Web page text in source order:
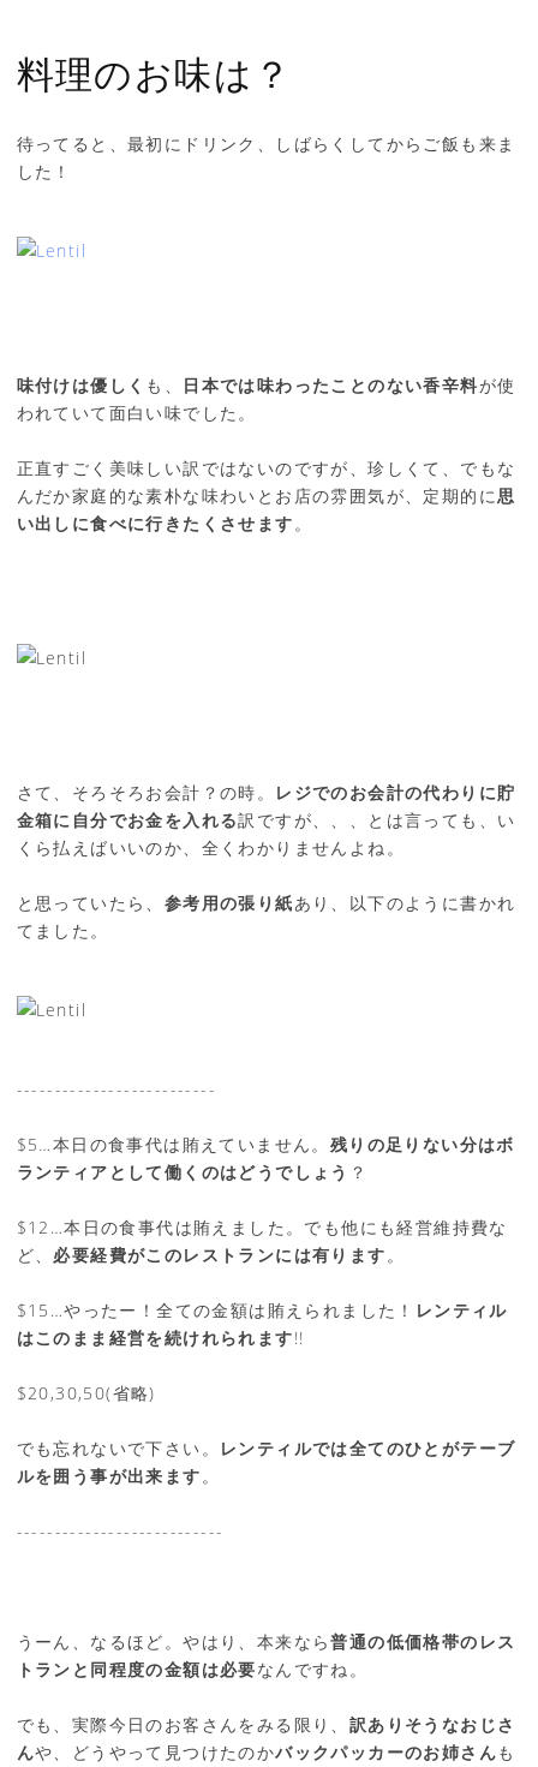
料理のお味は？
待ってると、最初にドリンク、しばらくしてからご飯も来ま
した！
味付けは優しく も、 日本では味わったことのない香辛料が使
われていて面白い味でした。
正直すごく美味しい訳ではないのですが、珍しくて、でもな
んだか家庭的な素朴な味わいとお店の雰囲気が、定期的に思
い出しに食べに行きたくさせます。
さて、そろそろお会計？の時。 レジでのお会計の代わりに貯
金箱に自分でお金を入れる訳ですが、、、とは言っても、い
くら払えばいいのか、全くわかりませんよね。
と思っていたら、 参考用の張り紙あり、以下のように書かれ
てました。
--------------------------
$5…本日の食事代は賄えていません。 残りの足りない分はボ
ランティアとして働くのはどうでしょう ？
$12…本日の食事代は賄えました。でも他にも経営維持費な
ど、 必要経費がこのレストランには有ります。
$15…やったー！全ての金額は賄えられました！ レンティル
はこのまま経営を続けれられます!!
$20,30,50(省略)
でも忘れないで下さい。
レンティルでは全てのひとがテーブ
ルを囲う事が出来ます。
---------------------------
うーん、なるほど。やはり、本来なら普通の低価格帯のレス
トランと同程度の金額は必要なんですね。
でも、実際今日のお客さんをみる限り、 訳ありそうなおじさ
んや、どうやって見つけたのかバックパッカーのお姉さんも